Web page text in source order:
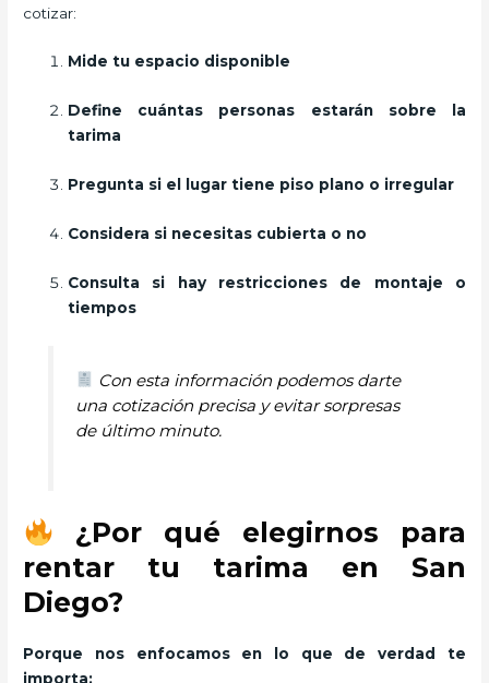
cotizar:
Mide tu espacio disponible
Define cuántas personas estarán sobre la
tarima
Pregunta si el lugar tiene piso plano o irregular
Considera si necesitas cubierta o no
Consulta si hay restricciones de montaje o
tiempos
Con esta información podemos darte
una cotización precisa y evitar sorpresas
de último minuto.
¿Por qué elegirnos para
rentar tu tarima en San
Diego?
Porque nos enfocamos en lo que de verdad te
importa: